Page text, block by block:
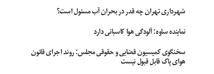
شهرداری تهران چه قدر در بحران آب مسئول است؟
نماینده ساوه: آلودگی هوا کاسبانی دارد
سخنگوی کمیسیون قضایی و حقوقی مجلس: روند اجرای قانون
هوای پاک قابل قبول نیست